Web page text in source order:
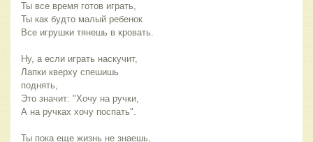
Ты все время готов играть,
Ты как будто малый ребенок
Все игрушки тянешь в кровать.
Ну, а если играть наскучит,
Лапки кверху спешишь
поднять,
Это значит: "Хочу на ручки,
А на ручках хочу поспать".
Ты пока еще жизнь не знаешь,